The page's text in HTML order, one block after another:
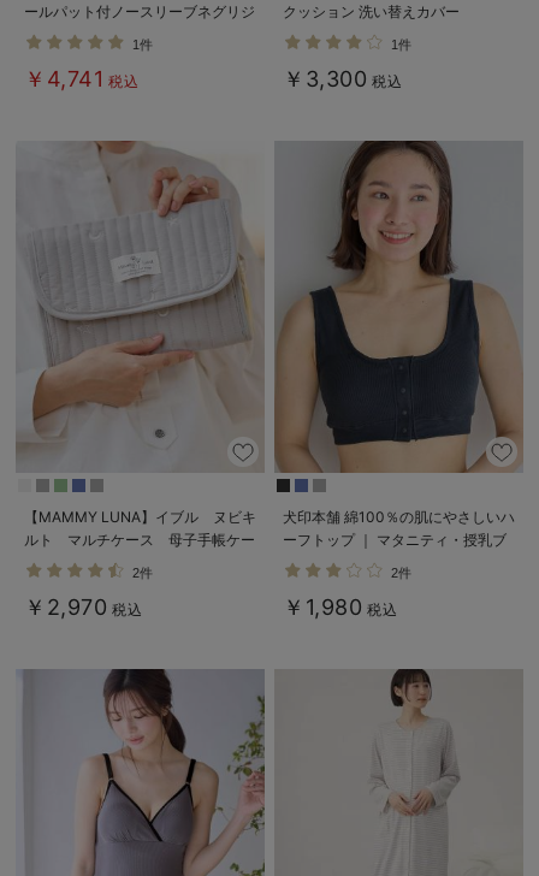
ールパット付ノースリーブネグリジ
ェ マタニティ・産後授乳服【出産
1件
￥4,741 税込
クッション 洗い替えカバー
1件
￥3,300 税込
【MAMMY LUNA】イブル ヌビキ
ルト マルチケース 母子手帳ケー
ス
2件
￥2,970 税込
犬印本舗 綿100％の肌にやさしいハ
ーフトップ ｜ マタニティ・授乳ブ
ラ
2件
￥1,980 税込